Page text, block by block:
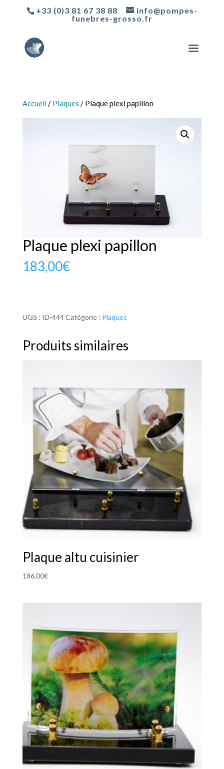
+33 (0)3 81 67 38 88
info@pompes-
funebres-grosso.fr
Accueil/ Plaques / Plaque plexi papillon
Plaque plexi papillon
183,00€
UGS : ID-444Catégorie : Plaques
Produits similaires
Plaque altu cuisinier
186,00€